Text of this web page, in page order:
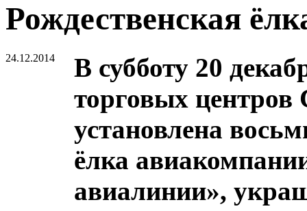
Рождественская
24.12.2014
В субботу 20
торговых центров
установлена
ёлка
авиалинии»,